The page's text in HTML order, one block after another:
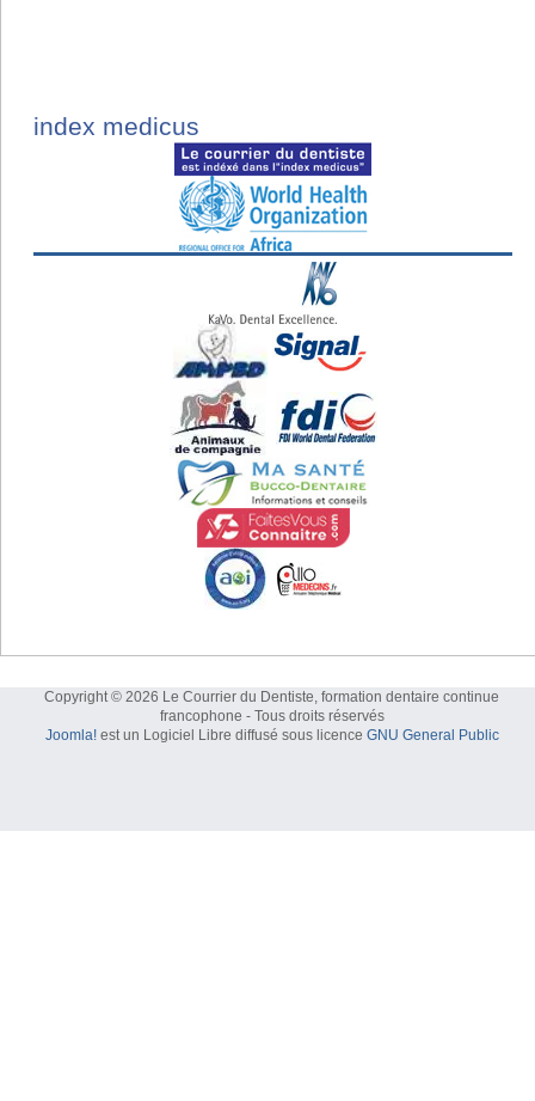
index medicus
Copyright © 2026 Le Courrier du Dentiste, formation dentaire continue
francophone - Tous droits réservés
Joomla!est un Logiciel Libre diffusé sous licence GNU General Public